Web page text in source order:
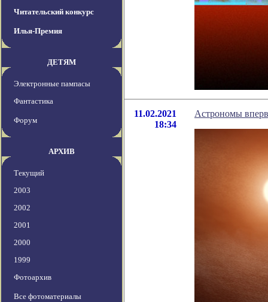
Читательский конкурс
Илья-Премия
ДЕТЯМ
Электронные пампасы
Фантастика
Форум
АРХИВ
Текущий
2003
2002
2001
2000
1999
Фотоархив
Все фотоматериалы
11.02.2021
18:34
Астрономы